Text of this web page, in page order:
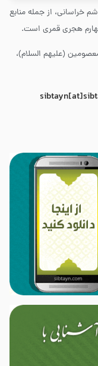
خراسانی، از جمله منابع
چهارم هجری قمری است.
(علیهم السلام)،